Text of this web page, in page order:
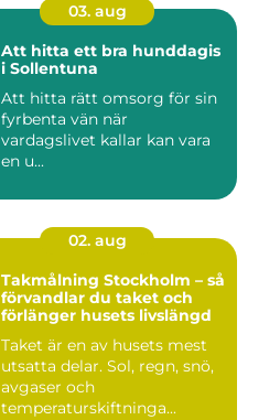
03. aug
Att hitta ett bra hunddagis
i Sollentuna
Att hitta rätt omsorg för sin
fyrbenta vän när
vardagslivet kallar kan vara
en u...
02. aug
Takmålning Stockholm – så
förvandlar du taket och
förlänger husets livslängd
Taket är en av husets mest
utsatta delar. Sol, regn, snö,
avgaser och
temperaturskiftninga...